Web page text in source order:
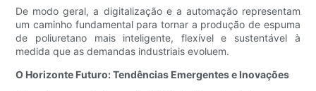
De modo geral, a digitalização e a automação representam
um caminho fundamental para tornar a produção de espuma
de poliuretano mais inteligente, flexível e sustentável à
medida que as demandas industriais evoluem.
O Horizonte Futuro: Tendências Emergentes e Inovações